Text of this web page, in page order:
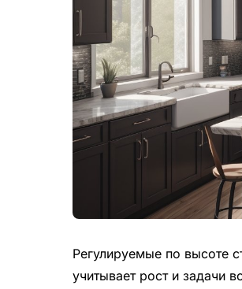
Регулируемые по высоте
учитывает рост и задачи